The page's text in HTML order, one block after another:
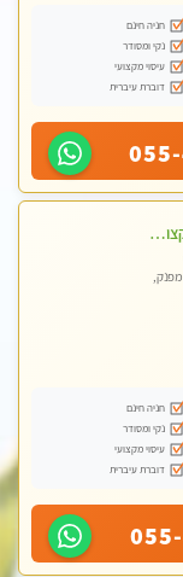
חניה חינם
נקי ומסודר
עיסוי מקצועי
דוברת עיברית
בקרית -שמונה עיסוי מקצועי מפנק עיסוי עם אבנים חמות. מעסה עם תעודות. טיפול מרגיע ומפנק באווירה נעימה ושקטה
חניה חינם
נקי ומסודר
עיסוי מקצועי
דוברת עיברית